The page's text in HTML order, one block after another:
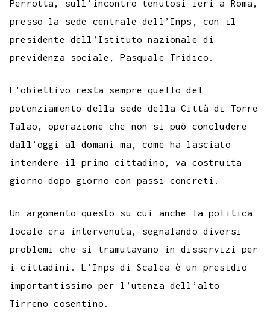
o
k
r
p
p
a
m
e
e
s
t
I
n
i
n
k
Perrotta, sull’incontro tenutosi ieri a Roma,
presso la sede centrale dell’Inps, con il
presidente dell’Istituto nazionale di
previdenza sociale, Pasquale Tridico.
L’obiettivo resta sempre quello del
potenziamento della sede della Città di Torre
Talao, operazione che non si può concludere
dall’oggi al domani ma, come ha lasciato
intendere il primo cittadino, va costruita
giorno dopo giorno con passi concreti.
Un argomento questo su cui anche la politica
locale era intervenuta, segnalando diversi
problemi che si tramutavano in disservizi per
i cittadini. L’Inps di Scalea è un presidio
importantissimo per l’utenza dell’alto
Tirreno cosentino.